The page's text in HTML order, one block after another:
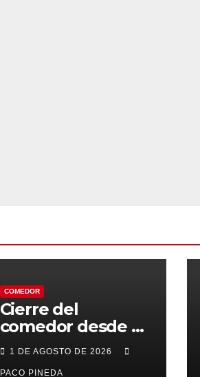
COMEDOR
Cierre del
comedor desde el
7 al 21 de Agosto
por vacaciones
1 DE AGOSTO DE 2026
PACO PINEDA